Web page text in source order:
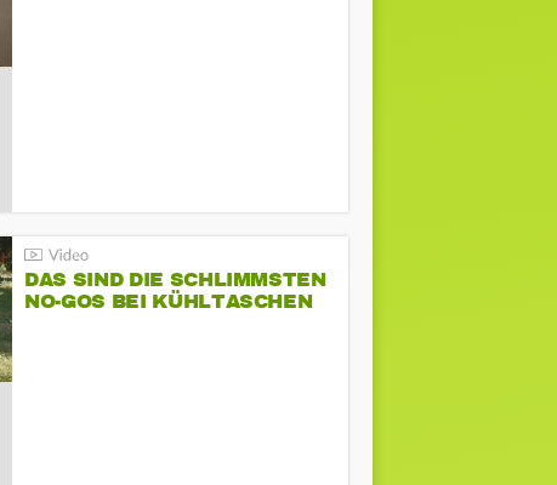
DAS SIND DIE SCHLIMMSTEN
NO-GOS BEI KÜHLTASCHEN